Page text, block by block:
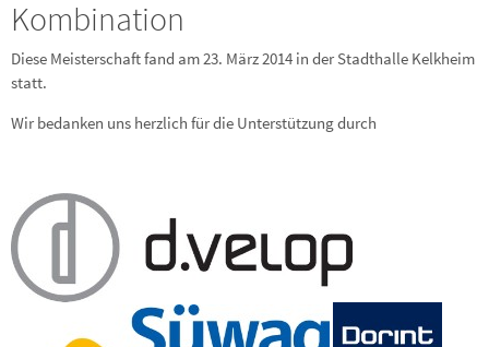
Kombination
Diese Meisterschaft fand am 23. März 2014 in der Stadthalle Kelkheim
statt.
Wir bedanken uns herzlich für die Unterstützung durch